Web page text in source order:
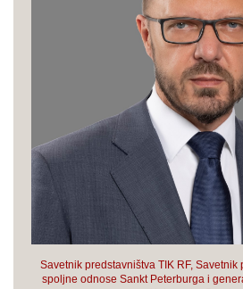
Savetnik predstavništva TIK RF,
spoljne odnose Sankt Peterburga i